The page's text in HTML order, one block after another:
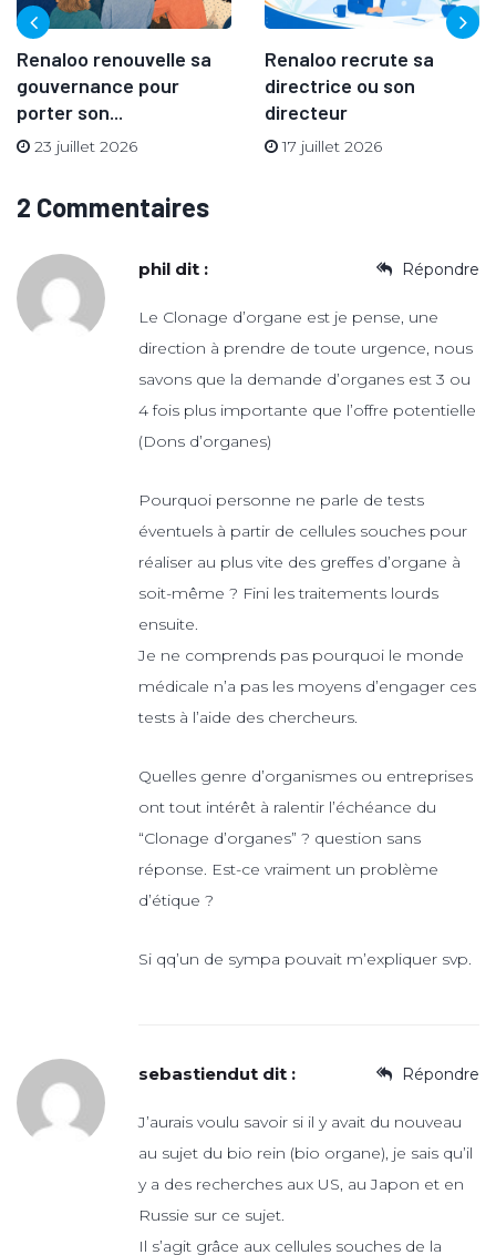
Renaloo renouvelle sa
gouvernance pour
porter son...
23 juillet 2026
Renaloo recrute sa
directrice ou son
directeur
17 juillet 2026
2 Commentaires
Répondre
phil dit :
Le Clonage d’organe est je pense, une
direction à prendre de toute urgence, nous
savons que la demande d’organes est 3 ou
4 fois plus importante que l’offre potentielle
(Dons d’organes)
Pourquoi personne ne parle de tests
éventuels à partir de cellules souches pour
réaliser au plus vite des greffes d’organe à
soit-même ? Fini les traitements lourds
ensuite.
Je ne comprends pas pourquoi le monde
médicale n’a pas les moyens d’engager ces
tests à l’aide des chercheurs.
Quelles genre d’organismes ou entreprises
ont tout intérêt à ralentir l’échéance du
“Clonage d’organes” ? question sans
réponse. Est-ce vraiment un problème
d’étique ?
Si qq’un de sympa pouvait m’expliquer svp.
Répondre
sebastiendut dit :
J’aurais voulu savoir si il y avait du nouveau
au sujet du bio rein (bio organe), je sais qu’il
y a des recherches aux US, au Japon et en
Russie sur ce sujet.
Il s’agit grâce aux cellules souches de la